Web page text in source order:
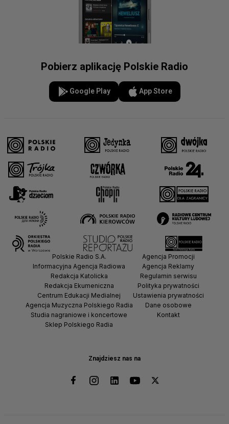
Pobierz aplikację Polskie Radio
Google Play App Store
Znajdziesz nas na
Polskie Radio S.A.
Informacyjna Agencja Radiowa
Redakcja Katolicka
Redakcja Ekumeniczna
Centrum Edukacji Medialnej
Agencja Muzyczna Polskiego Radia
Studia nagraniowe i koncertowe
Sklep Polskiego Radia
Agencja Promocji
Agencja Reklamy
Regulamin serwisu
Polityka prywatności
Ustawienia prywatności
Dane osobowe
Kontakt